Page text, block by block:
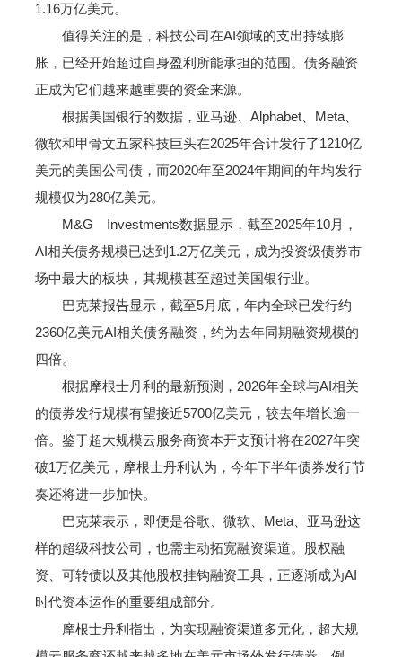
1.16万亿美元。
值得关注的是，科技公司在AI领域的支出持续膨
胀，已经开始超过自身盈利所能承担的范围。债务融资
正成为它们越来越重要的资金来源。
根据美国银行的数据，亚马逊、Alphabet、Meta、
微软和甲骨文五家科技巨头在2025年合计发行了1210亿
美元的美国公司债，而2020年至2024年期间的年均发行
规模仅为280亿美元。
M&G Investments数据显示，截至2025年10月，
AI相关债务规模已达到1.2万亿美元，成为投资级债券市
场中最大的板块，其规模甚至超过美国银行业。
巴克莱报告显示，截至5月底，年内全球已发行约
2360亿美元AI相关债务融资，约为去年同期融资规模的
四倍。
根据摩根士丹利的最新预测，2026年全球与AI相关
的债券发行规模有望接近5700亿美元，较去年增长逾一
倍。鉴于超大规模云服务商资本开支预计将在2027年突
破1万亿美元，摩根士丹利认为，今年下半年债券发行节
奏还将进一步加快。
巴克莱表示，即便是谷歌、微软、Meta、亚马逊这
样的超级科技公司，也需主动拓宽融资渠道。股权融
资、可转债以及其他股权挂钩融资工具，正逐渐成为AI
时代资本运作的重要组成部分。
摩根士丹利指出，为实现融资渠道多元化，超大规